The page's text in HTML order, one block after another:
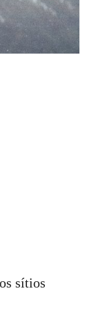
sítios